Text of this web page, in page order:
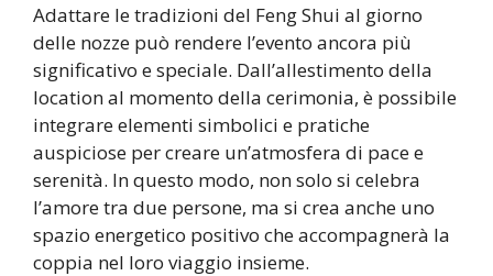
Adattare le tradizioni del Feng Shui al giorno
delle nozze può rendere l’evento ancora più
significativo e speciale. Dall’allestimento della
location al momento della cerimonia, è possibile
integrare elementi simbolici e pratiche
auspiciose per creare un’atmosfera di pace e
serenità. In questo modo, non solo si celebra
l’amore tra due persone, ma si crea anche uno
spazio energetico positivo che accompagnerà la
coppia nel loro viaggio insieme.